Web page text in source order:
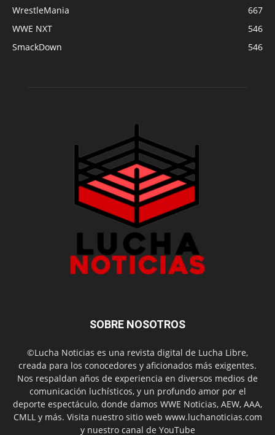
WrestleMania
667
WWE NXT
546
SmackDown
546
SOBRE NOSOTROS
©Lucha Noticias es una revista digital de Lucha Libre,
creada para los conocedores y aficionados más exigentes.
Nos respaldan años de experiencia en diversos medios de
comunicación luchísticos, y un profundo amor por el
deporte espectáculo, donde damos WWE Noticias, AEW, AAA,
CMLL y más. Visita nuestro sitio web www.luchanoticias.com
y nuestro canal de YouTube